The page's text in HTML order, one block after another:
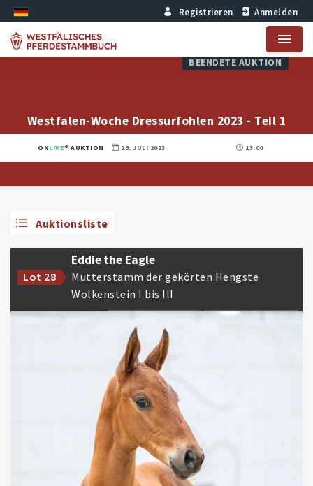
Registrieren Anmelden
Menu
BEENDETE AUKTION
Westfalen-Woche Dressurfohlen 2023 - Teil 1
ONLIVE AUKTION 29. JULI 2023 13:00
Auktionsliste
Lot 28
Eddie the Eagle
Mutterstamm der gekörten Hengste
Wolkenstein I bis III